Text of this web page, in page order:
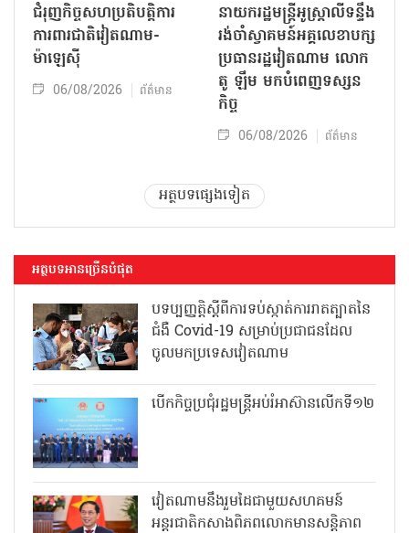
ជំរុញកិច្ចសហប្រតិបត្តិការ
ការពារជាតិវៀតណាម-
ម៉ាឡេស៊ី
06/08/2026 ព័ត៌មាន
នាយករដ្ឋមន្ត្រីអូស្ត្រាលីទន្ទឹង
រង់ចាំស្វាគមន៍អគ្គលេខាបក្ស
ប្រធានរដ្ឋវៀតណាម លោក
តូ ឡឹម មកបំពេញទស្សន
កិច្ច
06/08/2026 ព័ត៌មាន
អត្ថបទផ្សេងទៀត
អត្ថបទអានច្រើនបំផុត
បទប្បញ្ញត្តិស្តីពីការទប់ស្កាត់ការរាតត្បាតនៃ
ជំងឺ Covid-19 សម្រាប់ប្រជាជនដែល
ចូលមកប្រទេសវៀតណាម
បើកកិច្ចប្រជុំរដ្ឋមន្ត្រីអប់រំអាស៊ានលើកទី១២
វៀតណាមនឹងរួមដៃជាមួយសហគមន៍
អន្តរជាតិកសាងពិភពលោកមានសន្តិភាព